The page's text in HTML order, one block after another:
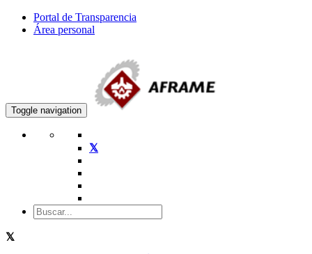
Portal de Transparencia
Área personal
Toggle navigation